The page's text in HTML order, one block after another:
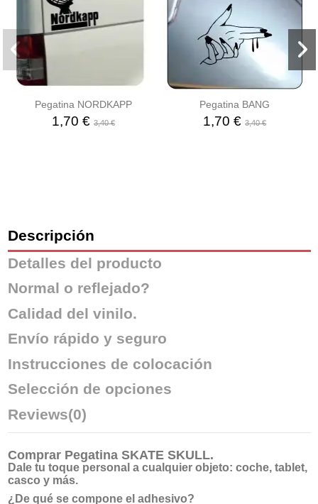
Pegatina NORDKAPP
1,70 € 3,40 €
Pegatina BANG
1,70 €3,40 €
Descripción
Detalles del producto
Normal o reflejado?
Calidad del vinilo.
Envío rápido y seguro
Instrucciones de colocación
Selección de opciones
Reviews(0)
Comprar Pegatina SKATE SKULL.
Dale tu toque personal a cualquier objeto: coche, tablet,
casco y más.
¿De qué se compone el adhesivo?